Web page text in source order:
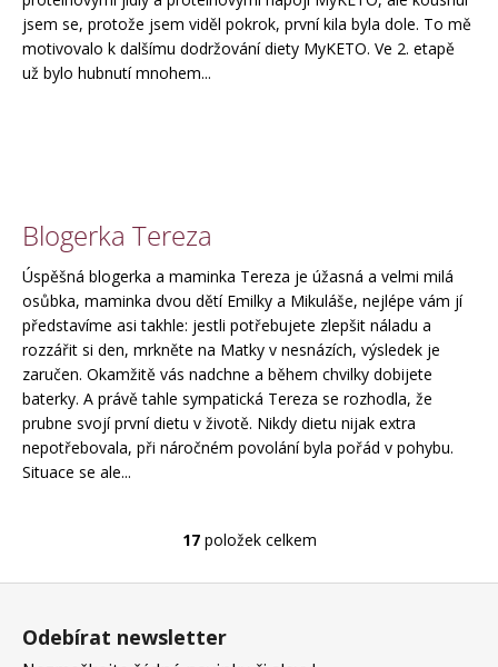
jsem se, protože jsem viděl pokrok, první kila byla dole. To mě
motivovalo k dalšímu dodržování diety MyKETO. Ve 2. etapě
už bylo hubnutí mnohem...
Blogerka Tereza
Úspěšná blogerka a maminka Tereza je úžasná a velmi milá
osůbka, maminka dvou dětí Emilky a Mikuláše, nejlépe vám jí
představíme asi takhle: jestli potřebujete zlepšit náladu a
rozzářit si den, mrkněte na Matky v nesnázích, výsledek je
zaručen. Okamžitě vás nadchne a během chvilky dobijete
baterky. A právě tahle sympatická Tereza se rozhodla, že
prubne svojí první dietu v životě. Nikdy dietu nijak extra
nepotřebovala, při náročném povolání byla pořád v pohybu.
Situace se ale...
O
v
17položek celkem
Odebírat newsletter